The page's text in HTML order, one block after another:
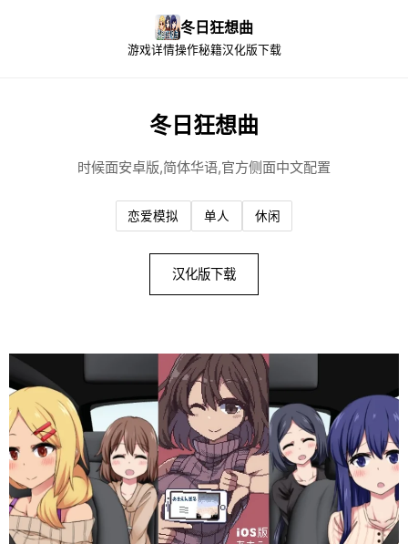
冬日狂想曲
游戏详情操作秘籍汉化版下载
冬日狂想曲
时候面安卓版,简体华语,官方侧面中文配置
恋爱模拟 单人 休闲
汉化版下载